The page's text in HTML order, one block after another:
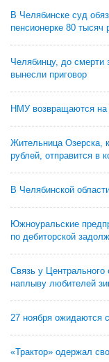
В Челябинске суд
пенсионерке 80 тысяч
Челябинцу, до смерти
вынесли приговор
НМУ возвращаются
Жительница Озерска,
рублей, отправится в
В Челябинской
Южноуральские
по дебиторской
Связь у
наплыву любителей
27 ноября ожидаются
«Трактор» одержал